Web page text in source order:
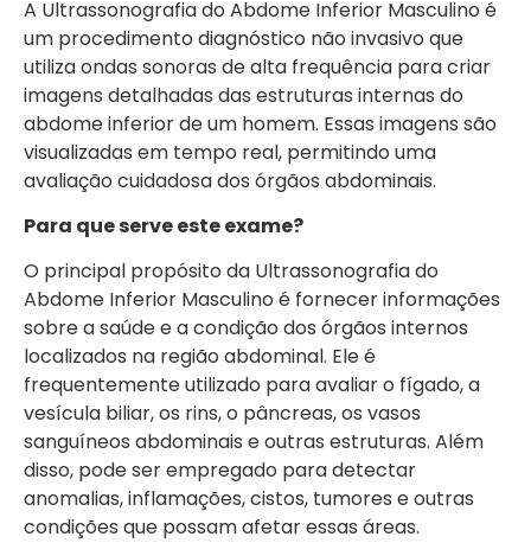
A Ultrassonografia do Abdome Inferior Masculino é
um procedimento diagnóstico não invasivo que
utiliza ondas sonoras de alta frequência para criar
imagens detalhadas das estruturas internas do
abdome inferior de um homem. Essas imagens são
visualizadas em tempo real, permitindo uma
avaliação cuidadosa dos órgãos abdominais.
Para que serve este exame?
O principal propósito da Ultrassonografia do
Abdome Inferior Masculino é fornecer informações
sobre a saúde e a condição dos órgãos internos
localizados na região abdominal. Ele é
frequentemente utilizado para avaliar o fígado, a
vesícula biliar, os rins, o pâncreas, os vasos
sanguíneos abdominais e outras estruturas. Além
disso, pode ser empregado para detectar
anomalias, inflamações, cistos, tumores e outras
condições que possam afetar essas áreas.